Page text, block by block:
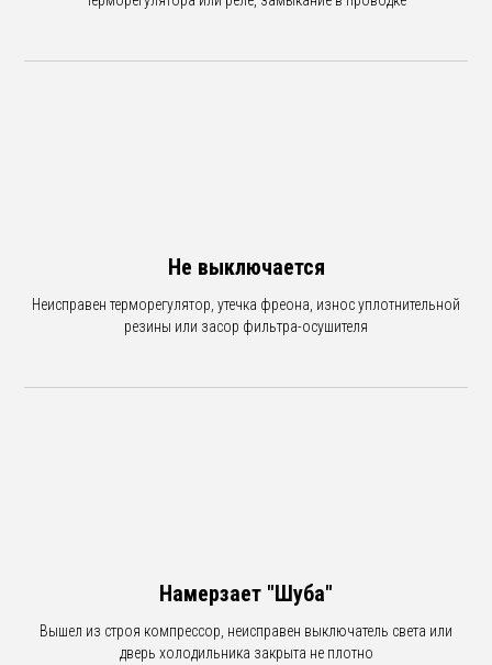
Не выключается
Неисправен терморегулятор, утечка фреона, износ уплотнительной
резины или засор фильтра-осушителя
Намерзает "Шуба"
Вышел из строя компрессор, неисправен выключатель света или
дверь холодильника закрыта не плотно